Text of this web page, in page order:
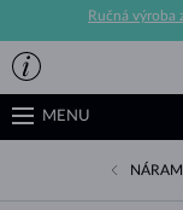
Ručná výroba
MENU